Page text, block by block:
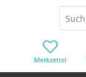
Merkzettel